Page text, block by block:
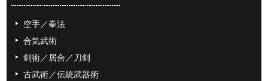
空手／拳法
合気武術
剣術／居合／刀剣
古武術／伝統武器術